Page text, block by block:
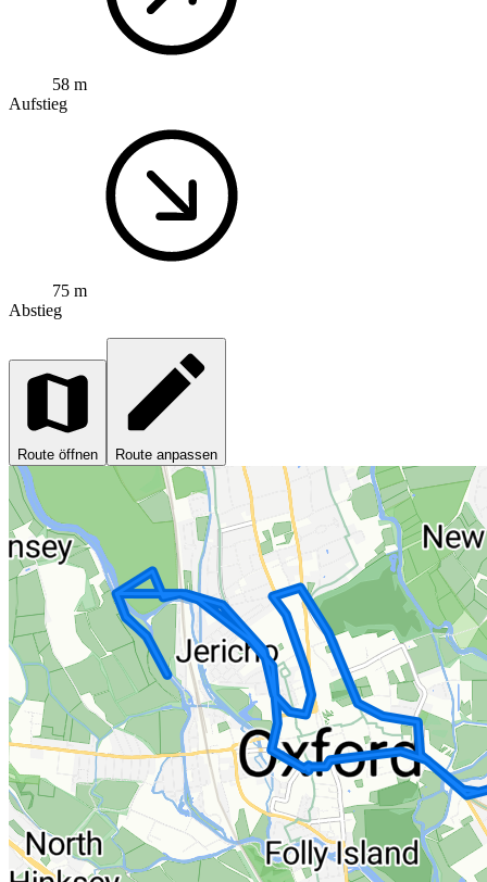
58 m
Aufstieg
75 m
Abstieg
Route öffnen Route anpassen